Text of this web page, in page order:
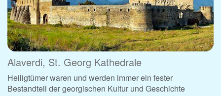
Alaverdi, St. Georg Kathedrale
Heiligtümer waren und werden immer ein fester
Bestandteil der georgischen Kultur und Geschichte